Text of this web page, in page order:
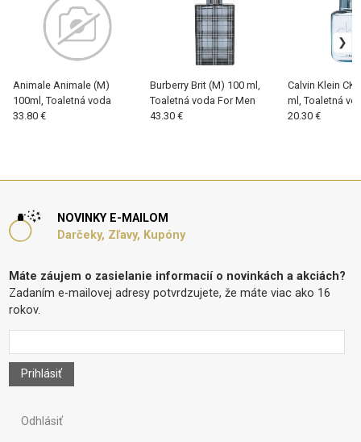
Animale Animale (M)
100ml, Toaletná voda
33.80 €
Burberry Brit (M) 100 ml,
Toaletná voda For Men
43.30 €
Calvin Klein CK
ml, Toaletná
20.30 €
NOVINKY E-MAILOM
Darčeky, Zľavy, Kupóny
Máte záujem o zasielanie informacií o novinkách a akciách?
Zadaním e-mailovej adresy potvrdzujete, že máte viac ako 16
rokov.
Prihlásiť
Odhlásiť